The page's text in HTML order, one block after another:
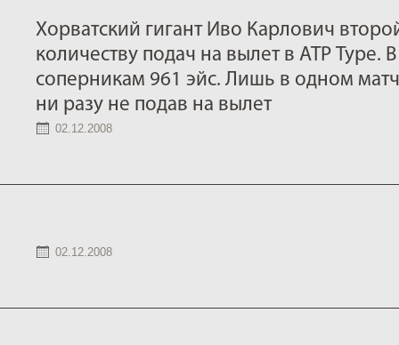
Хорватский гигант Иво Карлович
количеству подач на вылет в АТР Туре.
соперникам 961 эйс. Лишь в одном
ни разу не подав на вылет
02.12.2008
02.12.2008